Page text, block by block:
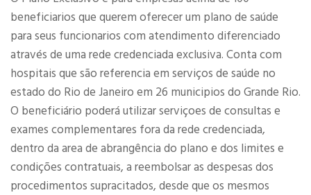
beneficiarios que querem oferecer um plano de saúde
para seus funcionarios com atendimento diferenciado
através de uma rede credenciada exclusiva. Conta com
hospitais que são referencia em serviços de saúde no
estado do Rio de Janeiro em 26 municipios do Grande Rio.
O beneficiário poderá utilizar serviçoes de consultas e
exames complementares fora da rede credenciada,
dentro da area de abrangência do plano e dos limites e
condições contratuais, a reembolsar as despesas dos
procedimentos supracitados, desde que os mesmos